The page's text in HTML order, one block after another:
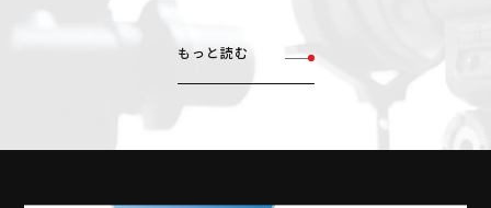
もっと読む